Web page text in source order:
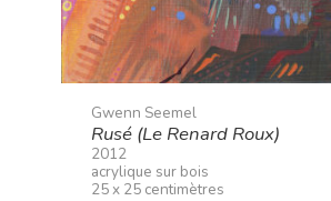
Gwenn Seemel
Rusé (Le Renard Roux)
2012
acrylique sur bois
25 x 25 centimètres